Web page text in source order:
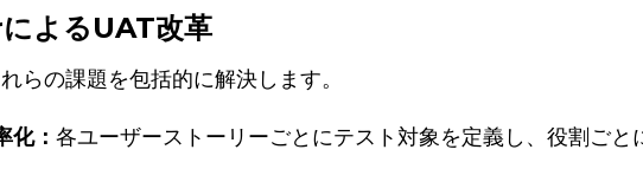
よるUAT改革
の課題を包括的に解決します。
化：各ユーザーストーリーごとにテスト対象を定義し、役割ごと